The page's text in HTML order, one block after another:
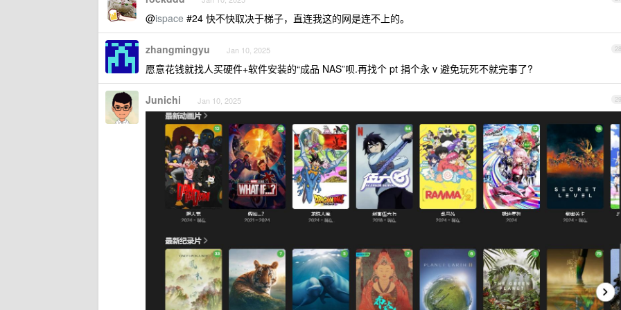
@ispace #24 快不快取决于梯子，直连我这的网是连不上的。
28
zhangmingyu Jan 10, 2025
愿意花钱就找人买硬件+软件安装的“成品 NAS”呗.再找个 pt 捐个永 v 避免玩死不就完事了?
29
Junichi Jan 10, 2025